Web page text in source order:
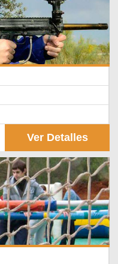
Ver Detalles